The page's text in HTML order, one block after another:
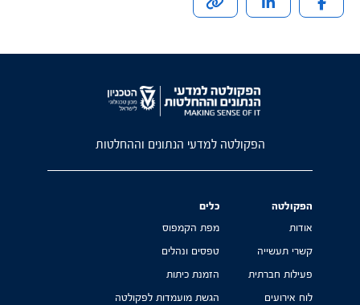
הפקולטה למדעי הנתונים וההחלטות
הפקולטה
אודות
קשרי תעשייה
פעילות חברתית
לוח אירועים
כלים
מפת הקמפוס
טפסים ונהלים
הזמנת כיתות
הגשת מועמדות לפקולטה